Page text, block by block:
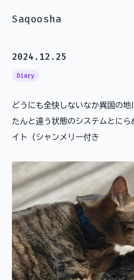
Saqoosha
2024.12.25
Diary
どうにも全快しないなか異国の
たんと違う状態のシステムとに
イト（シャンメリー付き